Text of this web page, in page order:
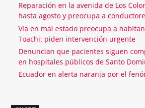
Reparación en la avenida de Los
hasta agosto y preocupa a
Vía en mal estado preocupa a
Toachi: piden intervención urgente
Denuncian que pacientes siguen
en hospitales públicos de Santo
Ecuador en alerta naranja por el